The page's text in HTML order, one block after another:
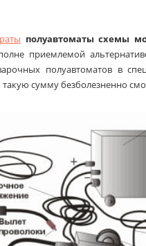
полуавтоматы схемы
приемлемой
полуавтоматов в
сумму безболезненно